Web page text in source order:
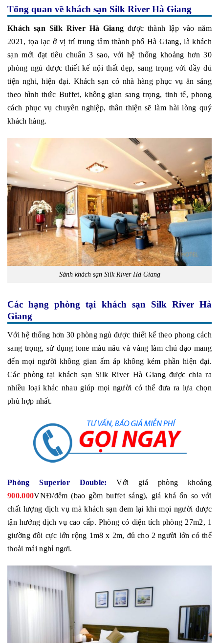
Tổng quan về khách sạn Silk River Hà Giang
Khách sạn Silk River Hà Giang được thành lập vào năm
2021, tọa lạc ở vị trí trung tâm thành phố Hà Giang, là khách
sạn mới đạt tiêu chuẩn 3 sao, với hệ thống khoảng hơn 30
phòng ngủ được thiết kế nội thất đẹp, sang trọng với đầy đủ
tiện nghi, hiện đại. Khách sạn có nhà hàng phục vụ ăn sáng
theo hình thức Buffet, không gian sang trọng, tinh tế, phong
cách phục vụ chuyên nghiệp, thân thiện sẽ làm hài lòng quý
khách hàng.
Sảnh khách sạn Silk River Hà Giang
Các hạng phòng tại khách sạn Silk River Hà
Giang
Với hệ thống hơn 30 phòng ngủ được thiết kế theo phong cách
sang trọng, sử dụng tone màu nâu và vàng làm chủ đạo mang
đến mọi người không gian ấm áp không kém phần hiện đại.
Các phòng tại khách sạn Silk River Hà Giang được chia ra
nhiều loại khác nhau giúp mọi người có thể đưa ra lựa chọn
phù hợp nhất.
Phòng Superior Double:Với giá phòng khoảng
900.000VNĐ/đêm (bao gồm buffet sáng), giá khá ổn so với
chất lượng dịch vụ mà khách sạn đem lại khi mọi người được
tận hưởng dịch vụ cao cấp. Phòng có diện tích phòng 27m2, 1
giường đôi cực lớn rộng 1m8 x 2m, đủ cho 2 người lớn có thể
thoải mái nghỉ ngơi.